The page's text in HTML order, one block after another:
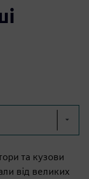
та кузови
від великих